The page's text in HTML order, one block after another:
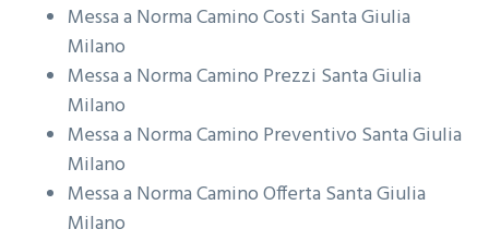
Messa a Norma Camino Costi Santa Giulia
Milano
Messa a Norma Camino Prezzi Santa Giulia
Milano
Messa a Norma Camino Preventivo Santa Giulia
Milano
Messa a Norma Camino Offerta Santa Giulia
Milano